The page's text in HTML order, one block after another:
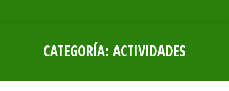
CATEGORÍA: ACTIVIDADES